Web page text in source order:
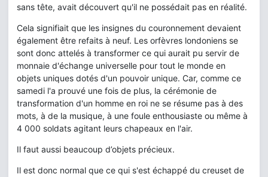
sans tête, avait découvert qu'il ne possédait pas en réalité.
Cela signifiait que les insignes du couronnement devaient
également être refaits à neuf. Les orfèvres londoniens se
sont donc attelés à transformer ce qui aurait pu servir de
monnaie d'échange universelle pour tout le monde en
objets uniques dotés d'un pouvoir unique. Car, comme ce
samedi l'a prouvé une fois de plus, la cérémonie de
transformation d'un homme en roi ne se résume pas à des
mots, à de la musique, à une foule enthousiaste ou même à
4 000 soldats agitant leurs chapeaux en l'air.
Il faut aussi beaucoup d’objets précieux.
Il est donc normal que ce qui s'est échappé du creuset de